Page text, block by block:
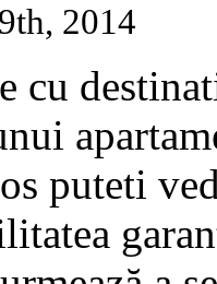
2014
cu
puteti